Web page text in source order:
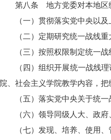
第八条 地方党委对本地区统
（一）贯彻落实党中央以及上
（二）定期研究统一战线重大
（三）按照权限制定统一战线
（四）组织开展统一战线理
院、社会主义学院教学内容，
（五）落实党中央关于统一战
（六）领导同级人大、政府、
（七）发现、培养、使用、管